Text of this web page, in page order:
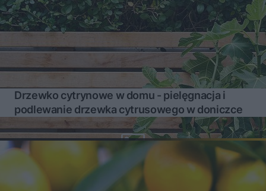
Drzewko cytrynowe w domu - pielęgnacja i
podlewanie drzewka cytrusowego w doniczce